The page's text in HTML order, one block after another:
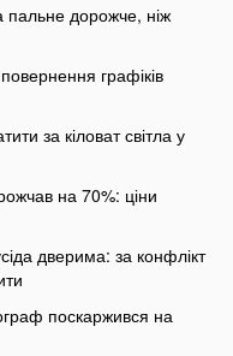
пальне дорожче, ніж
графіків
за кіловат світла у
на 70%: ціни
дверима: за конфлікт
поскаржився на